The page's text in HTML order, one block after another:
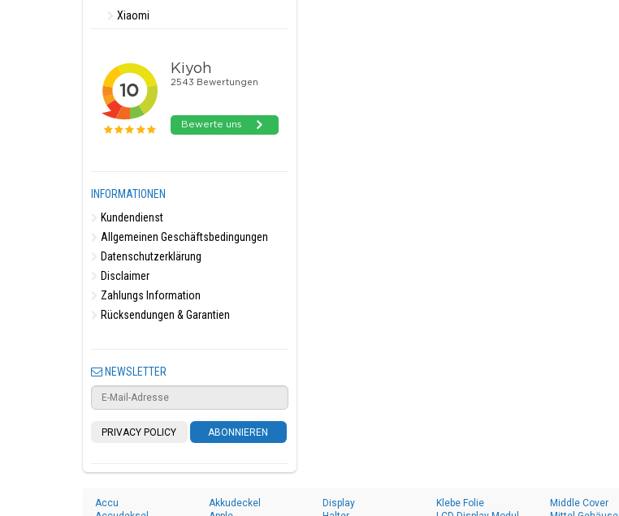
Xiaomi
INFORMATIONEN
Kundendienst
Allgemeinen Geschäftsbedingungen
Datenschutzerklärung
Disclaimer
Zahlungs Information
Rücksendungen & Garantien
NEWSLETTER
PRIVACY POLICY ABONNIEREN
Accu
Akkudeckel
Display
Klebe Folie
Middle Cover